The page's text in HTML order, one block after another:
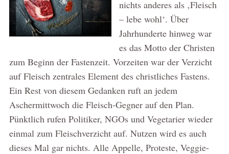
nichts anderes als ‚Fleisch
– lebe wohl‘. Über
Jahrhunderte hinweg war
es das Motto der Christen
zum Beginn der Fastenzeit. Vorzeiten war der Verzicht
auf Fleisch zentrales Element des christliches Fastens.
Ein Rest von diesem Gedanken ruft an jedem
Aschermittwoch die Fleisch-Gegner auf den Plan.
Pünktlich rufen Politiker, NGOs und Vegetarier wieder
einmal zum Fleischverzicht auf. Nutzen wird es auch
dieses Mal gar nichts. Alle Appelle, Proteste, Veggie-